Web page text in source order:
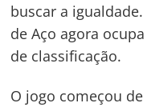
buscar a
de Aço agora
de classificação.
O jogo começou